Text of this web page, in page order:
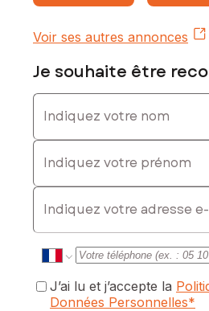
Voir ses autres annonces
Je souhaite être
Indiquez votre nom
Indiquez votre prénom
E-mail
J’ai lu et j’accepte la
Données Personnelles*